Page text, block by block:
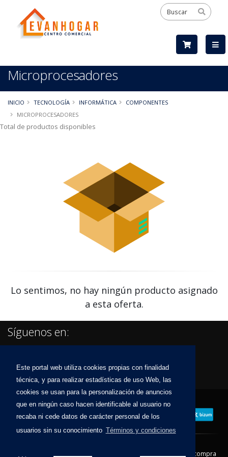
Este portal web utiliza cookies propias con finalidad
técnica, y para realizar estadísticas de uso Web, las
cookies se usan para la personalización de anuncios
que en ningún caso hacen identificable al usuario no
recaba ni cede datos de carácter personal de los
usuarios sin su conocimiento Términos y condiciones
Microprocesadores
INICIO TECNOLOGÍA INFORMÁTICA
COMPONENTES
MICROPROCESADORES
Total de productos disponibles
Lo sentimos, no hay ningún producto asignado
a esta oferta.
Síguenos en:
Condiciones de compra